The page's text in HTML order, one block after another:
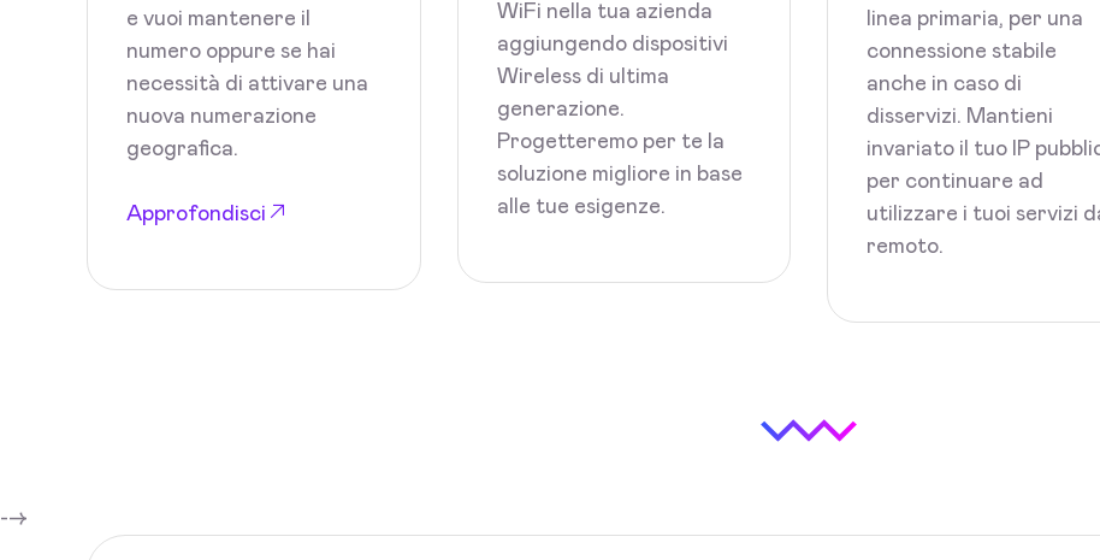
e vuoi mantenere il
numero oppure se hai
necessità di attivare una
nuova numerazione
geografica.
Approfondisci
WiFi nella tua azienda
aggiungendo dispositivi
Wireless di ultima
generazione.
Progetteremo per te la
soluzione migliore in base
alle tue esigenze.
linea primaria, per una
connessione stabile
anche in caso di
disservizi. Mantieni
invariato il tuo IP
per continuare ad
utilizzare i tuoi servizi
remoto.
-->